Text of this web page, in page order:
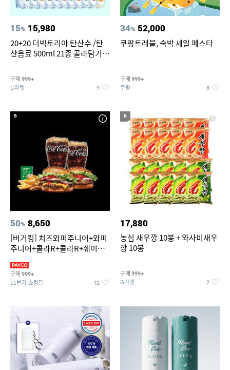
15% 15,980
20+20 더빅토리아 탄산수 /탄
산음료 500ml 21종 골라담기
구매 999+
G마켓 9
34% 52,000
쿠팡트래블, 숙박 세일 페스타
구매 999+
쿠팡 8
5
50% 8,650
[버거킹] 치즈와퍼주니어+와퍼
주니어+콜라R+콜라R+쉐이킹
구매 999+
11번가 쇼킹딜 12
6
17,880
농심 새우깡 10봉 + 와사비새우
깡 10봉
구매 999+
G마켓 2